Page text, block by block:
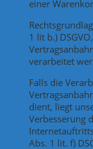
einer
1 lit b.)
verarbeitet
Falls die
dient, liegt
Verbesserung
Abs. 1 lit. f)